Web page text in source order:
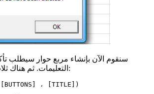
سنقوم الآن بإنشاء مربع حوار سيطلب
التعليمات. ثم هناك ثلاث حجج سنستخدمها: